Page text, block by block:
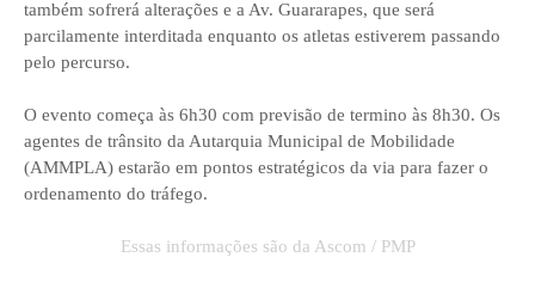
também sofrerá alterações e a Av. Guararapes, que será
parcilamente interditada enquanto os atletas estiverem passando
pelo percurso.
O evento começa às 6h30 com previsão de termino às 8h30. Os
agentes de trânsito da Autarquia Municipal de Mobilidade
(AMMPLA) estarão em pontos estratégicos da via para fazer o
ordenamento do tráfego.
Essas informações são da Ascom / PMP